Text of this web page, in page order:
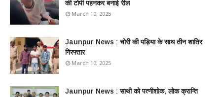
की टोपी पहनकर बनाई रील
March 10, 2025
Jaunpur News : ​चोरी की पड़िया के साथ तीन शातिर
गिरफ्तार
March 10, 2025
Jaunpur News : ​साथी को पत्नीशोक, लोक क्रान्ति